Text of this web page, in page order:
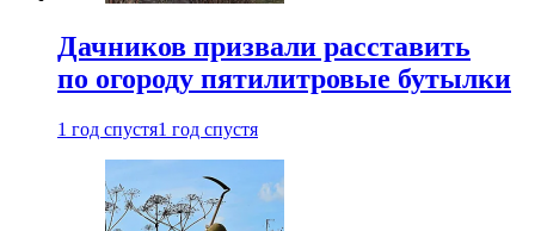
Дачников призвали расставить
по огороду пятилитровые бутылки
1 год спустя1 год спустя